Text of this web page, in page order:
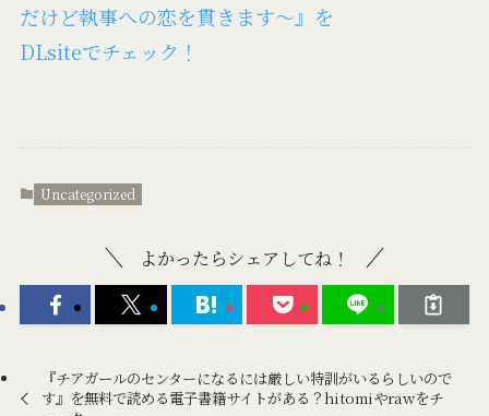
だけど執事への恋を貫きます～』を
DLsiteでチェック！
Uncategorized
よかったらシェアしてね！
『チアガールのセンターになるには厳しい特訓がいるらしいので
す』を無料で読める電子書籍サイトがある？hitomiやrawをチ